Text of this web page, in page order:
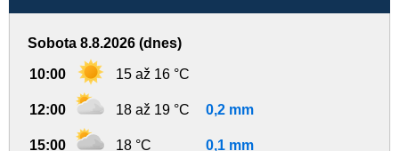
Sobota 8.8.2026 (dnes)
10:00 15 až 16 °C
12:00 18 až 19 °C 0,2 mm
15:00 18 °C 0,1 mm